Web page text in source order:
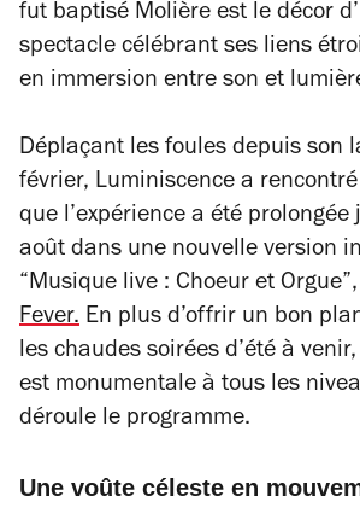
fut baptisé Molière est le décor
spectacle célébrant ses liens
en immersion entre son et
Déplaçant les foules depuis son
février, Luminiscence a
que l’expérience a été prolongée
août dans une nouvelle version
“Musique live : Choeur et
Fever. En plus d’offrir un bon
les chaudes soirées d’été à
est monumentale à tous les
déroule le programme.
Une voûte céleste en